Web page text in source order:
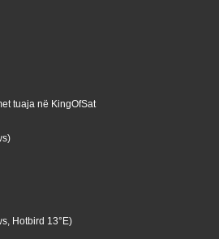
tuaja në KingOfSat
Hotbird 13°E)